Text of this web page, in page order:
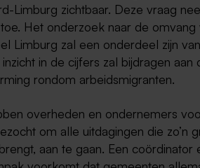
Limburg zichtbaar. Deze vraag
Het onderzoek naar de
Limburg zal een onderdeel zijn
in de cijfers zal bijdragen
rondom arbeidsmigranten.
overheden en ondernemers
om alle uitdagingen die zo’n
aan te gaan. Een coördinator